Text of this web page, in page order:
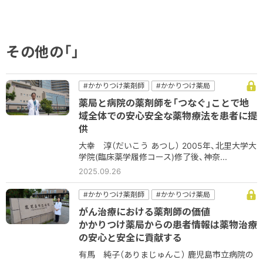
その他の「」
#かかりつけ薬剤師
#かかりつけ薬局
#コミュニケーション
#病院
#病院薬剤師
#薬薬連携
薬局と病院の薬剤師を「つなぐ」ことで地
域全体での安心安全な薬物療法を患者に提
供
大幸 淳（だいこう あつし） 2005年、北里大学大
学院(臨床薬学履修コース)修了後、神奈...
2025.09.26
#かかりつけ薬剤師
#かかりつけ薬局
#コミュニケーション
#他職種
#病院
#病院薬剤師
がん治療における薬剤師の価値
かかりつけ薬局からの患者情報は薬物治療
の安心と安全に貢献する
有馬 純子（ありまじゅんこ） 鹿児島市立病院の